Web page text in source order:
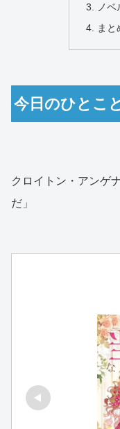
ノ
まと
今日のひとこ
クロイトン・アンゲ
だ」